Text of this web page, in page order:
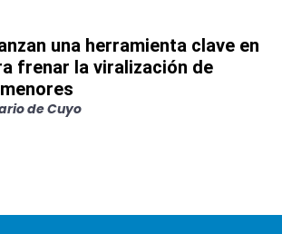
una herramienta clave en
frenar la viralización de
de Cuyo